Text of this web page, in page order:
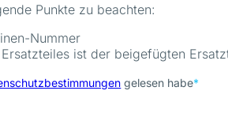
Punkte zu beachten:
Nummer
ist der beigefügten
gelesen habe*